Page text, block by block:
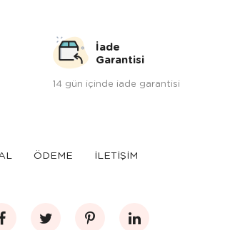
İade
Garantisi
14 gün içinde iade garantisi
ÖDEME İLETİŞİM